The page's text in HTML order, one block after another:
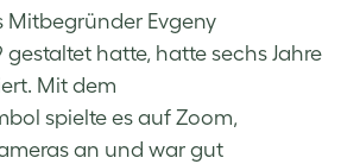
Mitbegründer Evgeny
hatte, hatte sechs Jahre
Mit dem
spielte es auf Zoom,
an und war gut